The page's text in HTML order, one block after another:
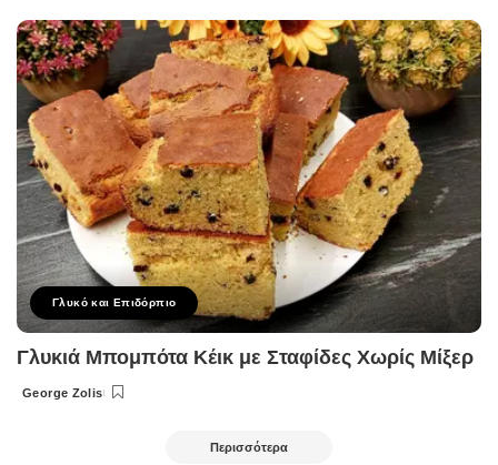
Γλυκό και Επιδόρπιο
Γλυκιά Μπομπότα Κέικ με Σταφίδες Χωρίς Μίξερ
Posted
George Zolis
Περισσότερα